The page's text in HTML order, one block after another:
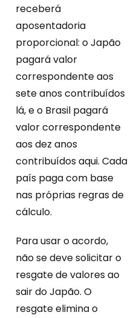
receberá
aposentadoria
proporcional: o Japão
pagará valor
correspondente aos
sete anos contribuídos
lá, e o Brasil pagará
valor correspondente
aos dez anos
contribuídos aqui. Cada
país paga com base
nas próprias regras de
cálculo.
Para usar o acordo,
não se deve solicitar o
resgate de valores ao
sair do Japão. O
resgate elimina o